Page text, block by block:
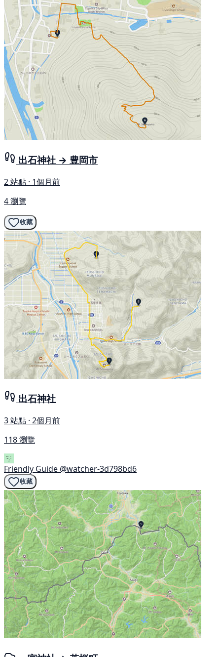
出石神社 → 豊岡市
2 站點 · 1個月前
4 瀏覽
收藏
出石神社
3 站點 · 2個月前
118 瀏覽
Friendly Guide @watcher-3d798bd6
收藏